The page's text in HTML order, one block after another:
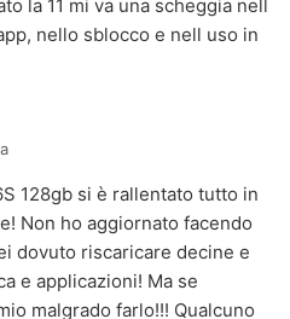
la 11 mi va una scheggia nell
nello sblocco e nell uso in
128gb si è rallentato tutto in
Non ho aggiornato facendo
dovuto riscaricare decine e
e applicazioni! Ma se
malgrado farlo!!! Qualcuno